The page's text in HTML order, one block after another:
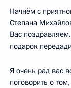
Начнём с
Степана
Вас
подарок
Я очень рад вас
поговорить о